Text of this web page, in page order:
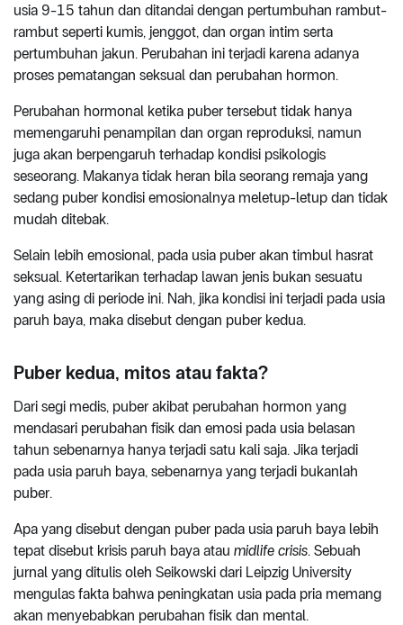
usia 9-15 tahun dan ditandai dengan pertumbuhan rambut-
rambut seperti kumis, jenggot, dan organ intim serta
pertumbuhan jakun. Perubahan ini terjadi karena adanya
proses pematangan seksual dan perubahan hormon.
Perubahan hormonal ketika puber tersebut tidak hanya
memengaruhi penampilan dan organ reproduksi, namun
juga akan berpengaruh terhadap kondisi psikologis
seseorang. Makanya tidak heran bila seorang remaja yang
sedang puber kondisi emosionalnya meletup-letup dan tidak
mudah ditebak.
Selain lebih emosional, pada usia puber akan timbul hasrat
seksual. Ketertarikan terhadap lawan jenis bukan sesuatu
yang asing di periode ini. Nah, jika kondisi ini terjadi pada usia
paruh baya, maka disebut dengan puber kedua.
Puber kedua, mitos atau fakta?
Dari segi medis, puber akibat perubahan hormon yang
mendasari perubahan fisik dan emosi pada usia belasan
tahun sebenarnya hanya terjadi satu kali saja. Jika terjadi
pada usia paruh baya, sebenarnya yang terjadi bukanlah
puber.
Apa yang disebut dengan puber pada usia paruh baya lebih
tepat disebut krisis paruh baya atau midlife crisis. Sebuah
jurnal yang ditulis oleh Seikowski dari Leipzig University
mengulas fakta bahwa peningkatan usia pada pria memang
akan menyebabkan perubahan fisik dan mental.